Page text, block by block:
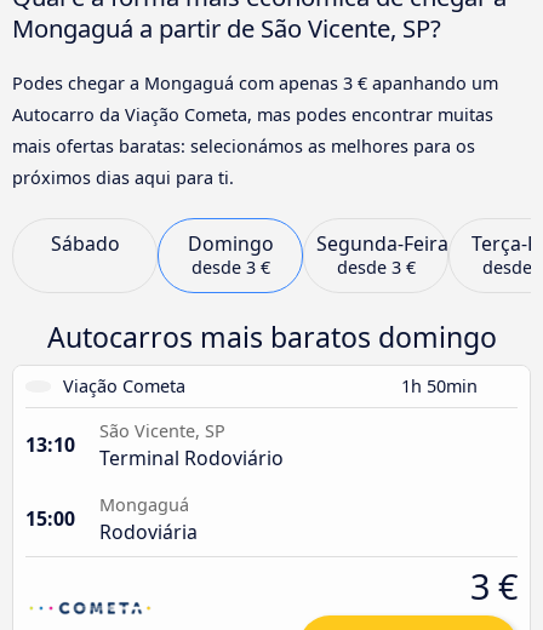
Mongaguá a partir de São Vicente, SP?
Podes chegar a Mongaguá com apenas 3 € apanhando um
Autocarro da Viação Cometa, mas podes encontrar muitas
mais ofertas baratas: selecionámos as melhores para os
próximos dias aqui para ti.
Sábado Domingo
desde 3 €
Segunda-Feira
desde 3 €
Terça-
desde
Autocarros mais baratos domingo
Viação Cometa 1h 50min
13:10
São Vicente, SP
Terminal Rodoviário
15:00
Mongaguá
Rodoviária
3 €